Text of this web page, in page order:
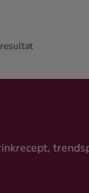
resultat